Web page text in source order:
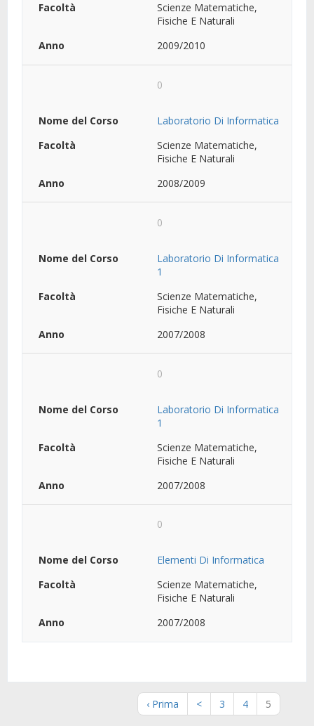
Scienze Matematiche,
Fisiche E Naturali
2009/2010
0
Laboratorio Di Informatica
Scienze Matematiche,
Fisiche E Naturali
2008/2009
0
Laboratorio Di Informatica
1
Scienze Matematiche,
Fisiche E Naturali
2007/2008
0
Laboratorio Di Informatica
1
Scienze Matematiche,
Fisiche E Naturali
2007/2008
0
Elementi Di Informatica
Scienze Matematiche,
Fisiche E Naturali
2007/2008
‹ Prima < 3 4 5